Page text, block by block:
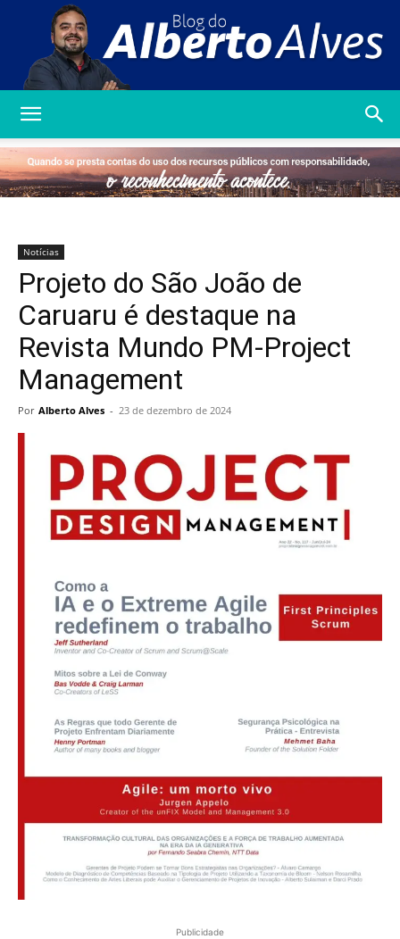
Alberto
Notícias
Projeto do São João de
Caruaru é destaque na
Revista Mundo PM-Project
Management
Por Alberto Alves - 23 de dezembro de 2024
Publicidade